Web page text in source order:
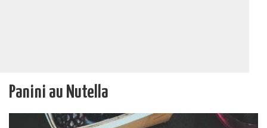
Panini au Nutella